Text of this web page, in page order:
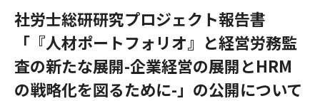
社労士総研研究プロジェクト報告書
「『人材ポートフォリオ』と経営労務監
査の新たな展開-企業経営の展開とHRM
の戦略化を図るために-」の公開について